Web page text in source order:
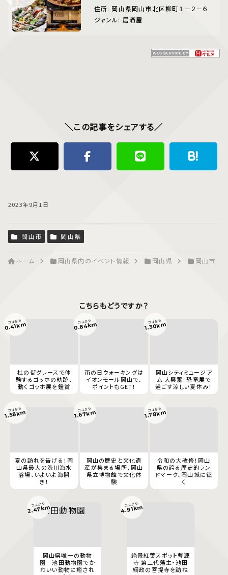
住所: 岡山県岡山市北区柳町１－２－６
ジャンル: 居酒屋
＼この記事をシェアする／
2023年9月1日
岡山市 岡山県
ホーム 岡山県内のイベント情報 岡山県 岡山市
こちらもどうですか？
杜の街グレースで体
験するゴッホの軌跡、
動くゴッホ展を鑑賞
ココから
0.41km
雨の日ウォーキングは
イオンモール岡山で、
ポイントもGET！
ココから
0.84km
岡山シティミュージア
ム 大興奮！恐竜展で
過ごす涼しい夏休み！
ココから
1.30km
夏の訪れを告げる！岡
山県最大の渋川海水
浴場、いよいよ海開
き！
ココから
1.58km
岡山の歴史と文化遺
産が集まる場所、岡山
県立博物館で文化体
験
ココから
1.67km
令和の大改修！岡山
県の誇る歴史的ラン
ドマーク、岡山城に征
く
ココから
1.78km
岡山県唯一の動物
園 池田動物園でか
わいい動物に癒され
ココから
2.47km
絶景紅葉スポット曹源
寺 第二代藩主・池田
綱政の菩提寺を訪ね
ココから
4.91km